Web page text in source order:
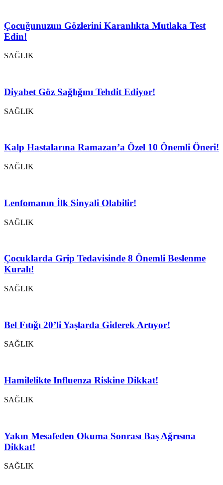
Çocuğunuzun Gözlerini Karanlıkta Mutlaka Test
Edin!
SAĞLIK
Diyabet Göz Sağlığını Tehdit Ediyor!
SAĞLIK
Kalp Hastalarına Ramazan’a Özel 10 Önemli Öneri!
SAĞLIK
Lenfomanın İlk Sinyali Olabilir!
SAĞLIK
Çocuklarda Grip Tedavisinde 8 Önemli Beslenme
Kuralı!
SAĞLIK
Bel Fıtığı 20’li Yaşlarda Giderek Artıyor!
SAĞLIK
Hamilelikte Influenza Riskine Dikkat!
SAĞLIK
Yakın Mesafeden Okuma Sonrası Baş Ağrısına
Dikkat!
SAĞLIK